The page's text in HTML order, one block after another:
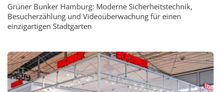
Grüner Bunker Hamburg: Moderne Sicherheitstechnik,
Besucherzählung und Videoüberwachung für einen
einzigartigen Stadtgarten